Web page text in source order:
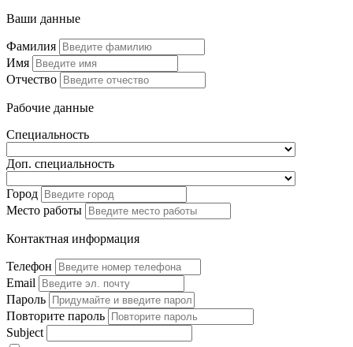
Ваши данные
Фамилия
Имя
Отчество
Рабочие данные
Специальность
Доп. специальность
Город
Место работы
Контактная информация
Телефон
Email
Пароль
Повторите пароль
Subject